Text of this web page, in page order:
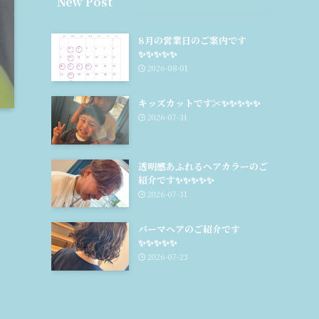
8月の営業日のご案内です
✨️✨️✨️✨️✨️
2026-08-01
キッズカットです✂✨️✨️✨️✨️✨️
2026-07-31
透明感あふれるヘアカラーのご
紹介です✨️✨️✨️✨️✨️
2026-07-31
パーマヘアのご紹介です
✨️✨️✨️✨️✨️
2026-07-23